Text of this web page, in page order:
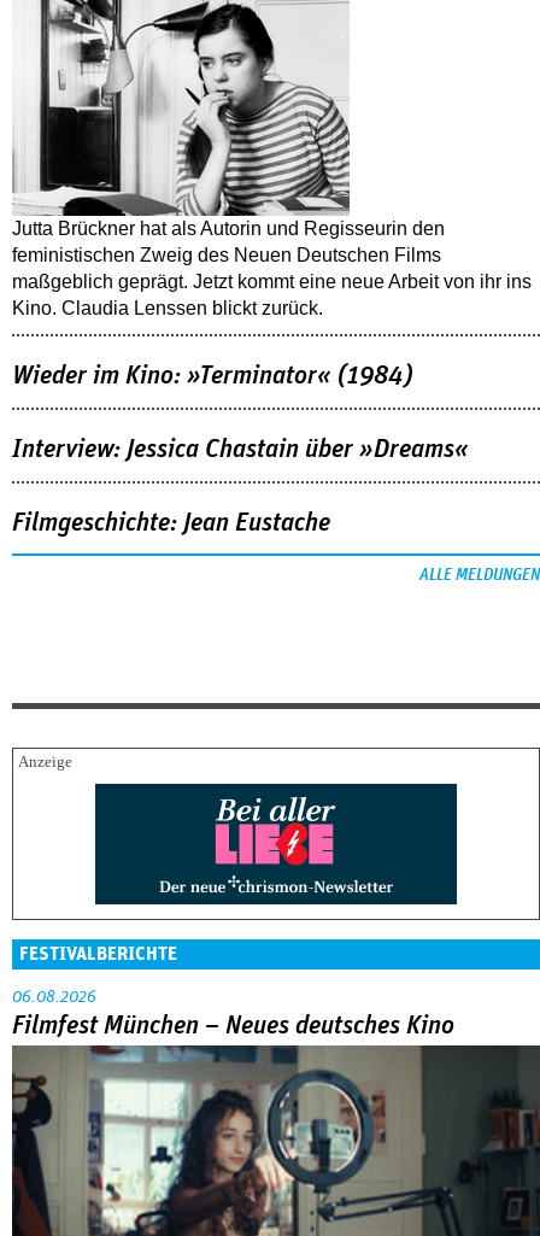
Jutta Brückner hat als Autorin und Regisseurin den
feministischen Zweig des Neuen Deutschen Films
maßgeblich geprägt. Jetzt kommt eine neue Arbeit von ihr ins
Kino. Claudia Lenssen blickt zurück.
Wieder im Kino: »Terminator« (1984)
Interview: Jessica Chastain über »Dreams«
Filmgeschichte: Jean Eustache
ALLE MELDUNGEN
FESTIVALBERICHTE
06.08.2026
Filmfest München – Neues deutsches Kino